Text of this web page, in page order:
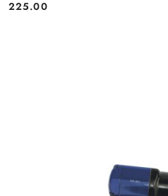
Cena:
225.00